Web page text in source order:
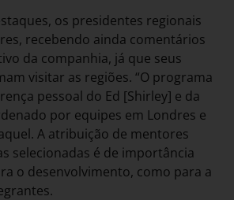
os presidentes regionais
recebendo ainda comentários
da companhia, já que seus
visitar as regiões. “O programa
pessoal do Ed [Shirley] e da
por equipes em Londres e
A atribuição de mentores
selecionadas é de importância
o desenvolvimento, como para a